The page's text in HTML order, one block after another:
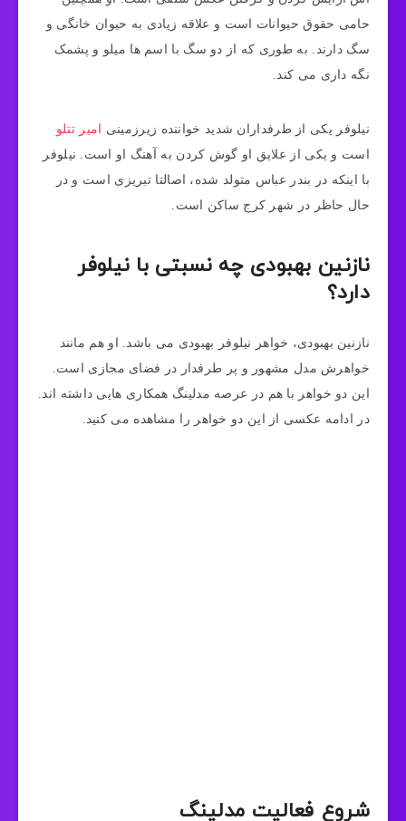
حامی حقوق حیوانات است و علاقه زیادی به حیوان خانگی و
سگ دارند. به طوری که از دو سگ با اسم ها میلو و پشمک
نگه‌ داری می‌ کند.
نیلوفر یکی از طرفداران شدید خواننده زیرزمینی
امیر تتلو
است و یکی از علایق او گوش کردن به آهنگ او است. نیلوفر
با اینکه در بندر عباس متولد شده، اصالتا تبریزی است و در
حال حاظر در شهر کرج ساکن است.
نازنین بهبودی چه نسبتی با نیلوفر
دارد؟
نازنین بهبودی، خواهر نیلوفر بهبودی می ‌باشد. او هم مانند
خواهرش مدل مشهور و پر طرفدار در فضای مجازی است.
این دو خواهر با هم در عرصه مدلینگ همکاری هایی داشته ‌اند.
در ادامه عکسی از این دو خواهر را مشاهده می کنید.
شروع فعالیت مدلینگ